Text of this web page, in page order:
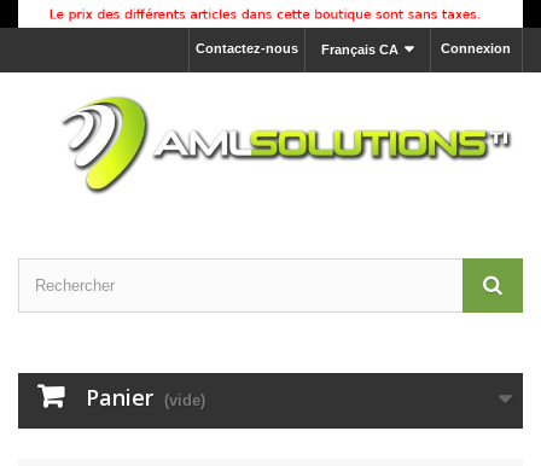
Connexion
Français CA
Contactez-nous
Panier (vide)